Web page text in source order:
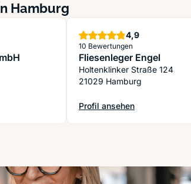
Hamburg
4,9Sterne
10 Bewertungen
Fliesenleger Engel
Holtenklinker Straße 124
21029 Hamburg
Profil ansehen
: Fliesenleger Engel